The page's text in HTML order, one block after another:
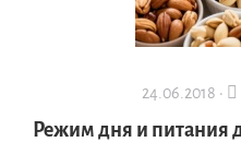
24.06.2018 ·
Режим дня и питания